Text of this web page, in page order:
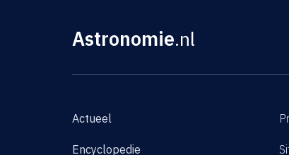
Astronomie.nl
Actueel
Encyclopedie